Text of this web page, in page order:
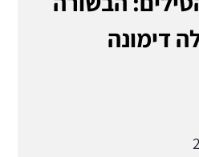
דימונה